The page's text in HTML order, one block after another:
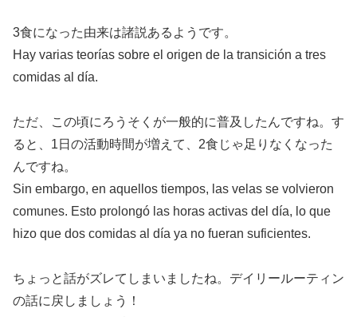
3食になった由来は諸説あるようです。
Hay varias teorías sobre el origen de la transición a tres
comidas al día.
ただ、この頃にろうそくが一般的に普及したんですね。す
ると、1日の活動時間が増えて、2食じゃ足りなくなった
んですね。
Sin embargo, en aquellos tiempos, las velas se volvieron
comunes. Esto prolongó las horas activas del día, lo que
hizo que dos comidas al día ya no fueran suficientes.
ちょっと話がズレてしまいましたね。デイリールーティン
の話に戻しましょう！